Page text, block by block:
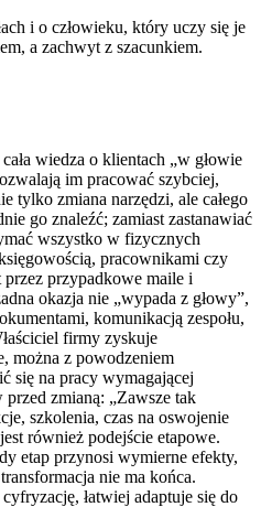
i o człowieku, który uczy się je
a zachwyt z szacunkiem.
wiedza o klientach „w głowie
im pracować szybciej,
tylko zmiana narzędzi, ale całego
go znaleźć; zamiast zastanawiać
wszystko w fizycznych
pracownikami czy
przypadkowe maile i
okazja nie „wypada z głowy”,
komunikacją zespołu,
firmy zyskuje
można z powodzeniem
się na pracy wymagającej
zmianą: „Zawsze tak
szkolenia, czas na oswojenie
również podejście etapowe.
etap przynosi wymierne efekty,
nie ma końca.
łatwiej adaptuje się do